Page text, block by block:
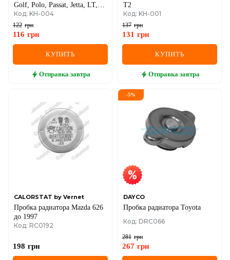
Golf, Polo, Passat, Jetta, LT,
Audi 80/90/100
Код: KH-004
122 грн
116 грн
КУПИТЬ
Отправка завтра
T2
Код: KH-001
137 грн
131 грн
КУПИТЬ
Отправка завтра
CALORSTAT by Vernet
Пробка радиатора Mazda 626
до 1997
Код: RC0192
198 грн
-5%
DAYCO
Пробка радиатора Toyota
Код: DRC066
281 грн
267 грн